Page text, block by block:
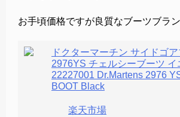
お手頃価格ですが良質なブーツブラン
ドクターマーチン サイドゴ
2976YS チェルシーブーツ イ
22227001 Dr.Martens 2976
BOOT Black
楽天市場